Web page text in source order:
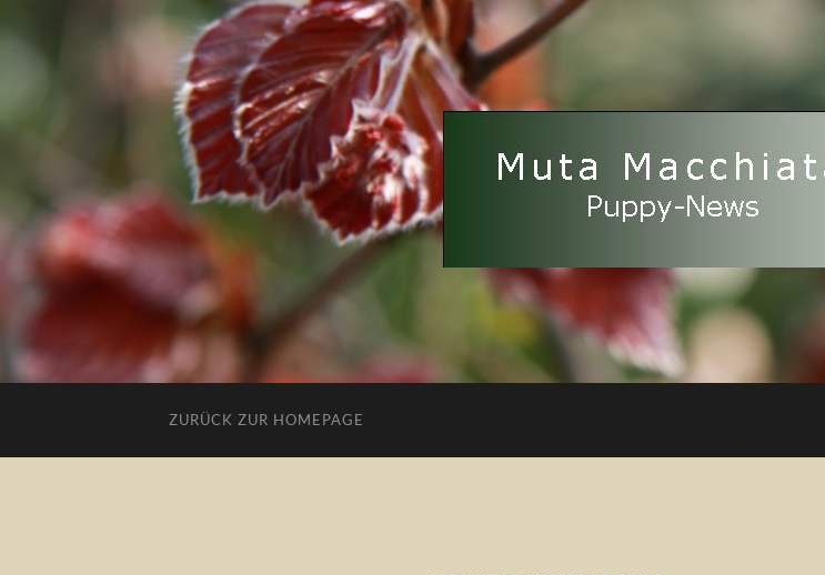
Muta
Macchiata
Puppy
News
ZURÜCK ZUR HOMEPAGE